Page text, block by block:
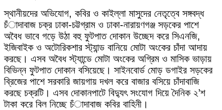
স্থানীয়দের অভিযোগ, কবির ও কাইল্লা মাসুদের নেতৃত্বে সঙ্গবদ্ধ
চঁাদাবাজ চক্র ঢাকা-চট্টগ্রাম ও ঢাকা-নারায়ণগঞ্জ সড়কের পাশে
অবৈধ ভাবে গড়ে উঠা বহু ফুটপাত দোকান উচ্ছেদ করে সিএনজি,
ইজিবাইক ও অটোরিকশার স্ট্যান্ড বানিয়ে মোটা অংকের চাঁদা আদায়
করছে। এসব অবৈধ স্ট্যান্ডে মোটা অংকের অগ্রিম ও মাসিক ভাড়ায়
বিভিন্ন ফুটপাত দোকান বসিয়েছে। সাইনবোর্ড মোড় ডগাইর সড়কের
ব্রিজের পাশে সরকারি জায়গায় দখল করে বাজার বসিয়ে চাঁদাবাজি
করছে চক্রটি। এসব দোকানপাটে বিদ্যুৎ সংযোগ দিয়ে দৈনিক ২’শ
টাকা করে বিল নিচ্ছে চঁাদাবাজ কবির বাহিনী।